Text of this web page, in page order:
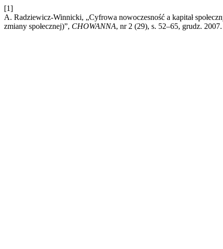
[1]
A. Radziewicz-Winnicki, „Cyfrowa nowoczesność a kapitał
zmiany społecznej)”, CHOWANNA, nr 2 (29), s. 52–65, grudz. 2007.